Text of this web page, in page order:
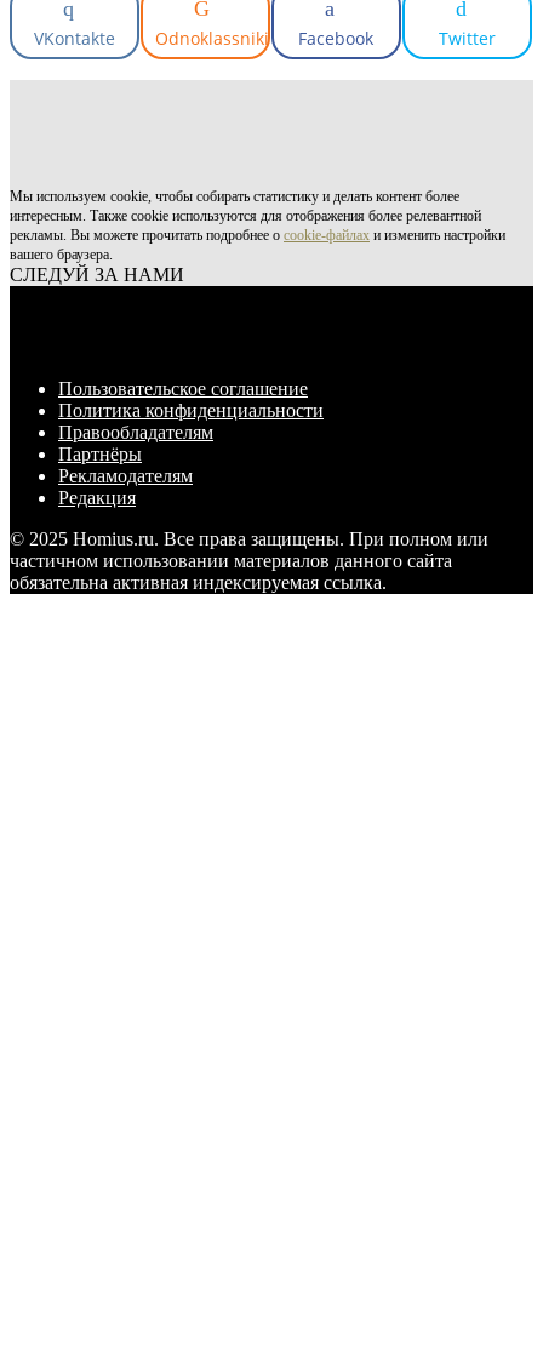
VKontakte Odnoklassniki Facebook Twitter
Мы используем cookie, чтобы собирать статистику и делать контент более
интересным. Также cookie используются для отображения более релевантной
рекламы. Вы можете прочитать подробнее о cookie-файлах и изменить настройки
вашего браузера.
СЛЕДУЙ ЗА НАМИ
Пользовательское соглашение
Политика конфиденциальности
Правообладателям
Партнёры
Рекламодателям
Редакция
© 2025 Homius.ru. Все права защищены. При полном или
частичном использовании материалов данного сайта
обязательна активная индексируемая ссылка.